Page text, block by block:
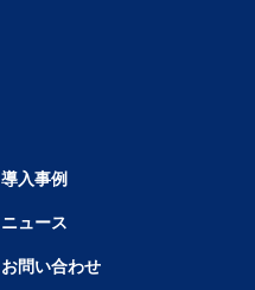
導入事例
ニュース
お問い合わせ